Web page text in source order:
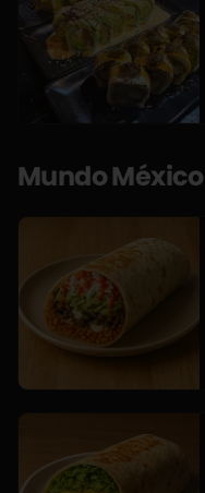
Mundo México